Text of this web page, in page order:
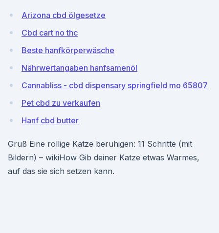
Arizona cbd ölgesetze
Cbd cart no thc
Beste hanfkörperwäsche
Nährwertangaben hanfsamenöl
Cannabliss - cbd dispensary springfield mo 65807
Pet cbd zu verkaufen
Hanf cbd butter
Gruß Eine rollige Katze beruhigen: 11 Schritte (mit
Bildern) – wikiHow Gib deiner Katze etwas Warmes,
auf das sie sich setzen kann.